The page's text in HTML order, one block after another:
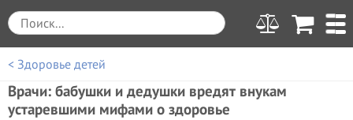
< Здоровье детей
Врачи: бабушки и дедушки вредят внукам
устаревшими мифами о здоровье